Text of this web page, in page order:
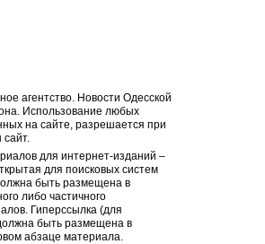
агентство. Новости Одесской
Использование любых
на сайте, разрешается при
для интернет-изданий –
для поисковых систем
быть размещена в
либо частичного
Гиперссылка (для
быть размещена в
абзаце материала.